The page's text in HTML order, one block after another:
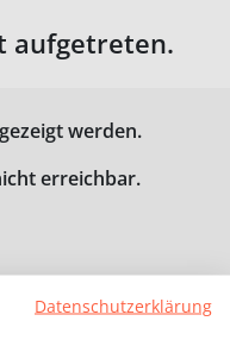
aufgetreten.
werden.
erreichbar.
Datenschutzerklärung